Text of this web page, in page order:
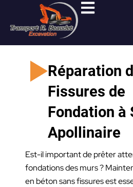
contenu
Réparation
Fissures de
Fondation à
Apollinaire
Est-il important de prêter
fondations des murs ?
en béton sans fissures est